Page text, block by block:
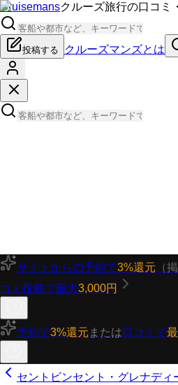
Cruisemansクルーズ旅行の口コミ
投稿する クルーズマンズとは
サイトからの予約で3%還元 （
コミ投稿で最大3,000円
予約で3%還元 または口コミで
セントビンセント・グレナディ